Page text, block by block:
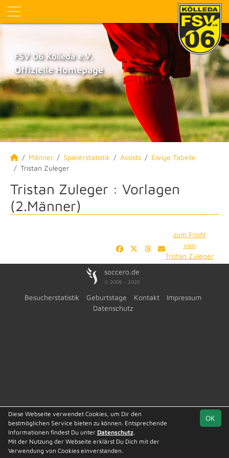
FSV 06 Kölleda e.V.
Offizielle Homepage
Männer Spielerstatistik Assists
Ewige Tabelle
Tristan Zuleger
Tristan Zuleger : Vorlagen
(2.Männer)
zum Profil
von
Tristan Zuleger
soccero.de
© 2006 - 2026
Besucherstatistik Geburtstage Kontakt
Impressum
Datenschutz
OK
Diese Webseite verwendet Cookies, um Dir den
bestmöglichen Service bieten zu können. Entsprechende
Informationen findest Du unter Datenschutz.
Mit der Nutzung der Webseite erklärst Du Dich mit der
Verwendung von Cookies einverstanden.